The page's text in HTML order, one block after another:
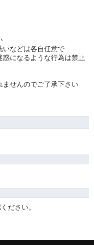
いなどは各自任意で
惑になるような行為は禁止
せんのでご了承下さい
ださい。